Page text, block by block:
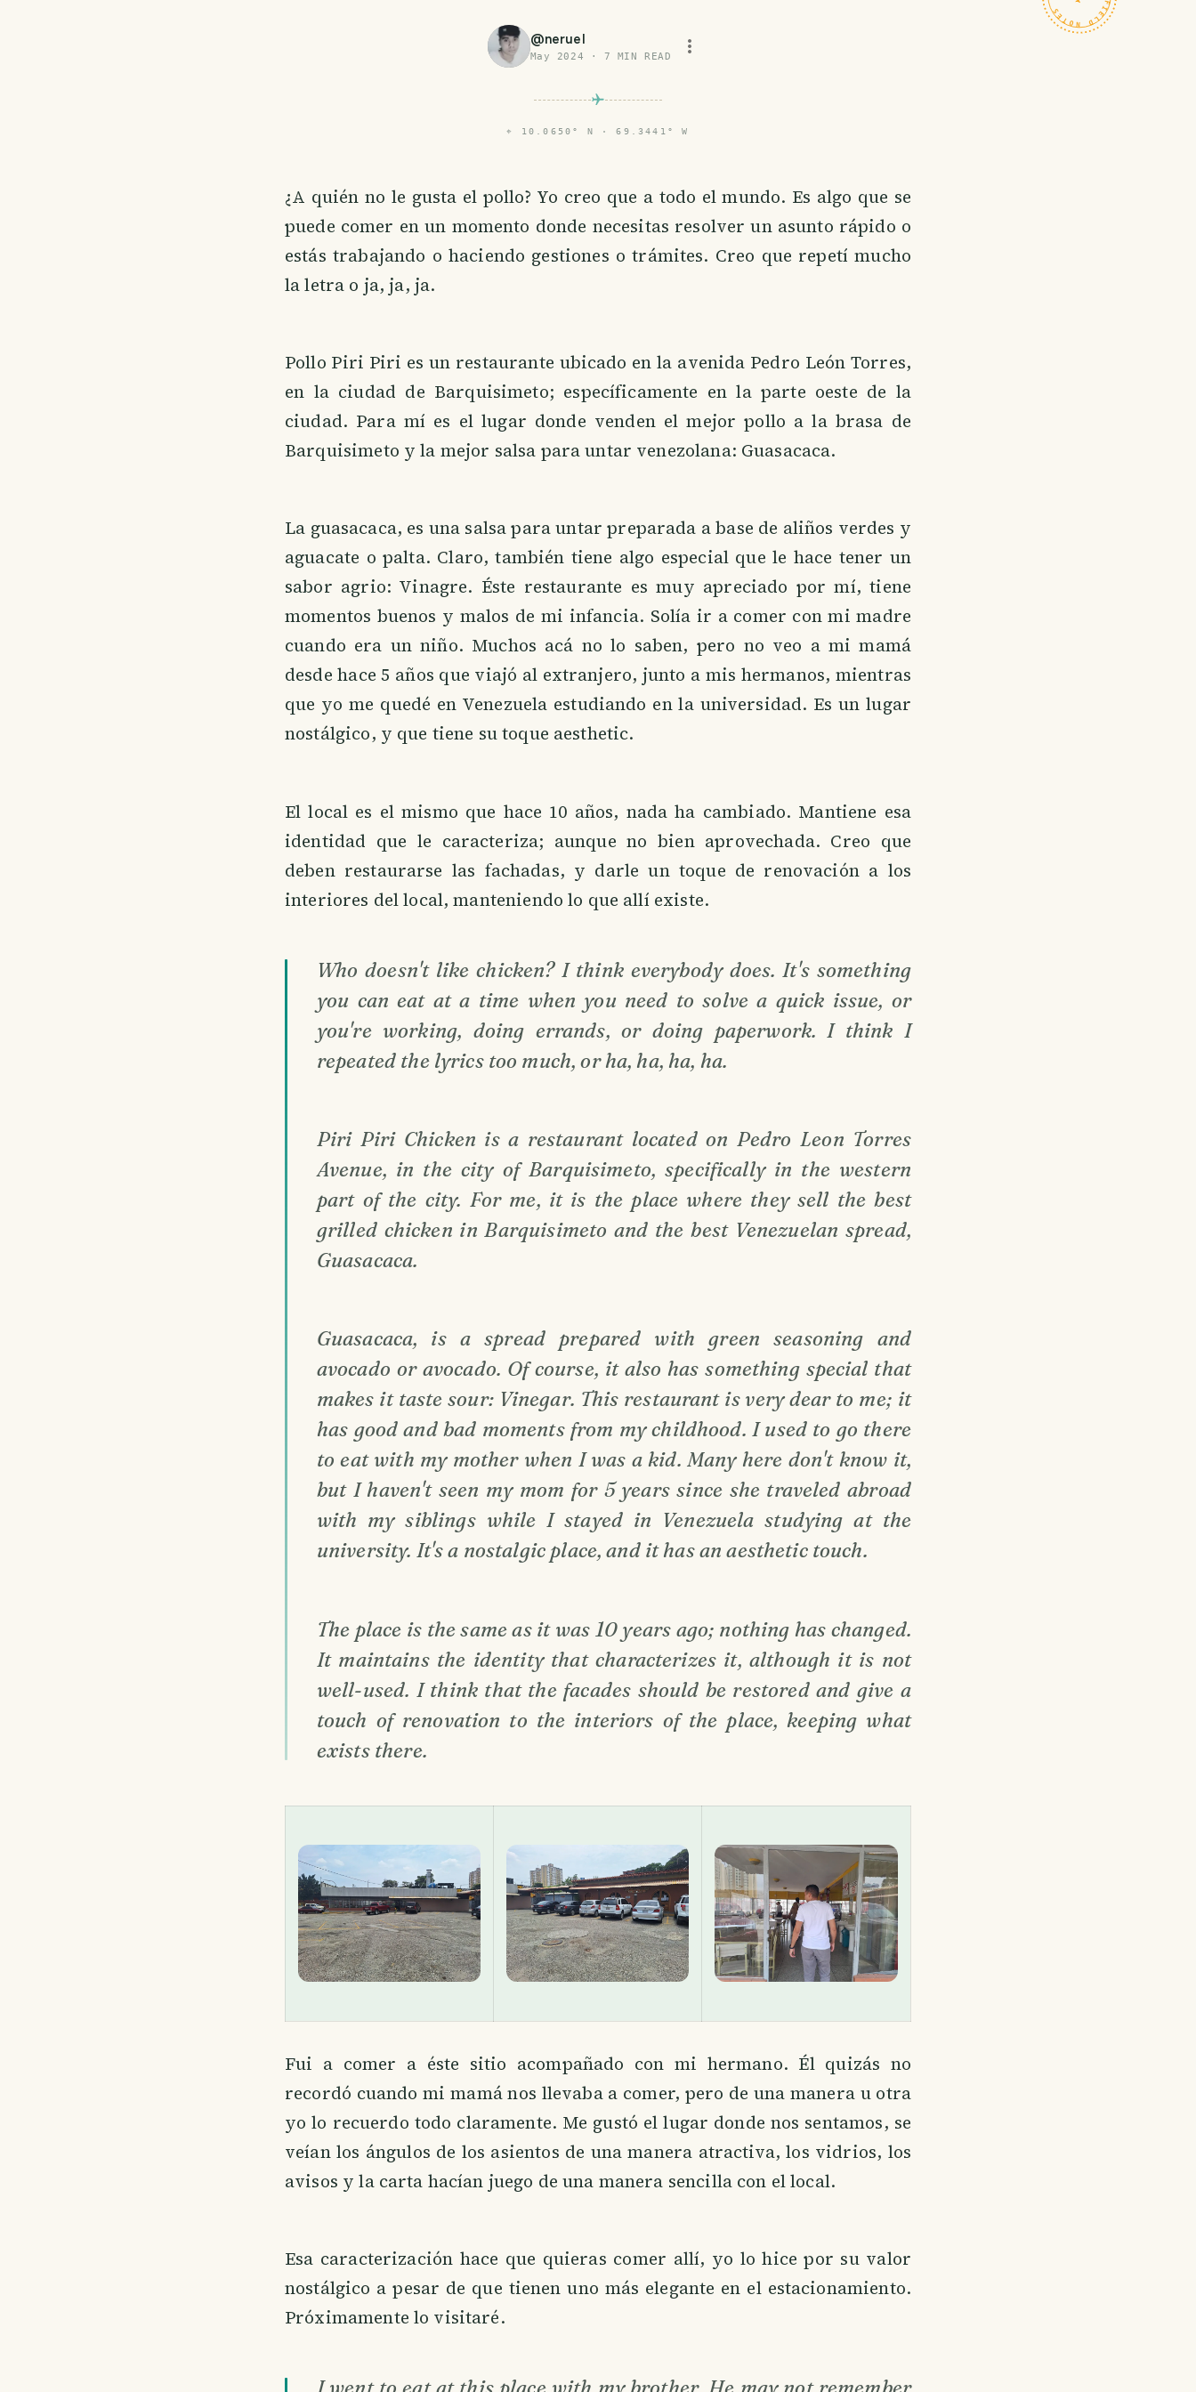
@neruel
May 2024 · 7 MIN READ
⌖ 10.0650° N · 69.3441° W
¿A quién no le gusta el pollo? Yo creo que a todo el mundo. Es algo que se
puede comer en un momento donde necesitas resolver un asunto rápido o
estás trabajando o haciendo gestiones o trámites. Creo que repetí mucho
la letra o ja, ja, ja.
Pollo Piri Piri es un restaurante ubicado en la avenida Pedro León Torres,
en la ciudad de Barquisimeto; específicamente en la parte oeste de la
ciudad. Para mí es el lugar donde venden el mejor pollo a la brasa de
Barquisimeto y la mejor salsa para untar venezolana: Guasacaca.
La guasacaca, es una salsa para untar preparada a base de aliños verdes y
aguacate o palta. Claro, también tiene algo especial que le hace tener un
sabor agrio: Vinagre. Éste restaurante es muy apreciado por mí, tiene
momentos buenos y malos de mi infancia. Solía ir a comer con mi madre
cuando era un niño. Muchos acá no lo saben, pero no veo a mi mamá
desde hace 5 años que viajó al extranjero, junto a mis hermanos, mientras
que yo me quedé en Venezuela estudiando en la universidad. Es un lugar
nostálgico, y que tiene su toque aesthetic.
El local es el mismo que hace 10 años, nada ha cambiado. Mantiene esa
identidad que le caracteriza; aunque no bien aprovechada. Creo que
deben restaurarse las fachadas, y darle un toque de renovación a los
interiores del local, manteniendo lo que allí existe.
Who doesn't like chicken? I think everybody does. It's something
you can eat at a time when you need to solve a quick issue, or
you're working, doing errands, or doing paperwork. I think I
repeated the lyrics too much, or ha, ha, ha, ha.
Piri Piri Chicken is a restaurant located on Pedro Leon Torres
Avenue, in the city of Barquisimeto, specifically in the western
part of the city. For me, it is the place where they sell the best
grilled chicken in Barquisimeto and the best Venezuelan spread,
Guasacaca.
Guasacaca, is a spread prepared with green seasoning and
avocado or avocado. Of course, it also has something special that
makes it taste sour: Vinegar. This restaurant is very dear to me; it
has good and bad moments from my childhood. I used to go there
to eat with my mother when I was a kid. Many here don't know it,
but I haven't seen my mom for 5 years since she traveled abroad
with my siblings while I stayed in Venezuela studying at the
university. It's a nostalgic place, and it has an aesthetic touch.
The place is the same as it was 10 years ago; nothing has changed.
It maintains the identity that characterizes it, although it is not
well-used. I think that the facades should be restored and give a
touch of renovation to the interiors of the place, keeping what
exists there.
Fui a comer a éste sitio acompañado con mi hermano. Él quizás no
recordó cuando mi mamá nos llevaba a comer, pero de una manera u otra
yo lo recuerdo todo claramente. Me gustó el lugar donde nos sentamos, se
veían los ángulos de los asientos de una manera atractiva, los vidrios, los
avisos y la carta hacían juego de una manera sencilla con el local.
Esa caracterización hace que quieras comer allí, yo lo hice por su valor
nostálgico a pesar de que tienen uno más elegante en el estacionamiento.
Próximamente lo visitaré.